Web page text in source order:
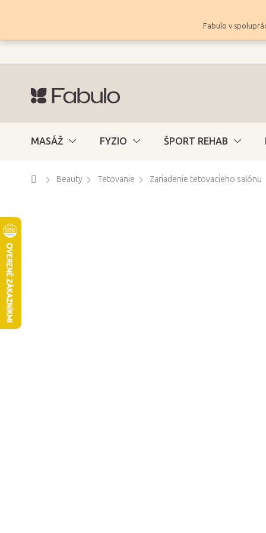
Fabulo v
MASÁŽ FYZIO ŠPORT REHAB
DomovBeauty Tetovanie Zariadenie tetovacieho salónu